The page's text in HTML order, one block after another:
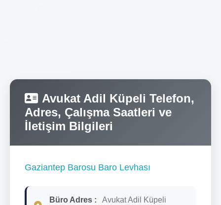
Avukat Adil Küpeli Telefon,
Adres, Çalışma Saatleri ve
İletişim Bilgileri
Gaziantep Barosu Baro Levhası
Büro Adres :
Avukat Adil Küpeli